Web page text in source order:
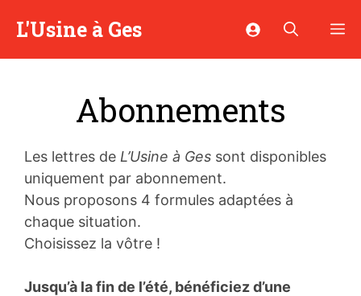
L'Usine à Ges
Abonnements
Les lettres de L’Usine à Ges sont disponibles
uniquement par abonnement.
Nous proposons 4 formules adaptées à
chaque situation.
Choisissez la vôtre !
Jusqu’à la fin de l’été, bénéficiez d’une